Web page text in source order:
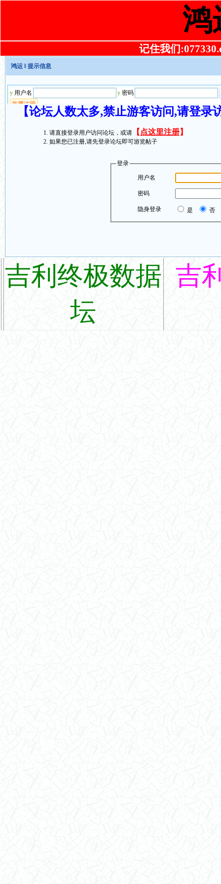
鸿
记住我们
鸿运 ‖ 提示信息
【论坛人数太多,禁止游客访问,请登
请直接登录用户访问论坛，或请 【 点这里注册】
如果您已注册,请先登录论坛即可游览帖子
登录
用户名
密码
隐身登录 是 否
吉利终极数据
坛
吉